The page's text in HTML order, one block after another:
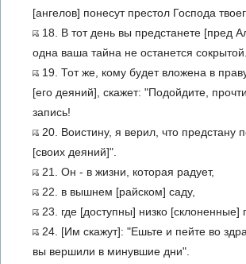
[ангелов] понесут престол Господа
18. В тот день вы предстанете [пред
одна ваша тайна не останется сокрытой.
19. Тот же, кому будет вложена в
[его деяний], скажет: "Подойдите,
запись!
20. Воистину, я верил, что предстану
[своих деяний]".
21. Он - в жизни, которая радует,
22. в вышнем [райском] саду,
23. где [доступны] низко [склоненные]
24. [Им скажут]: "Ешьте и пейте во
вы вершили в минувшие дни".